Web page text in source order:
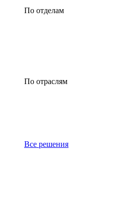
По отделам
По отраслям
Все решения